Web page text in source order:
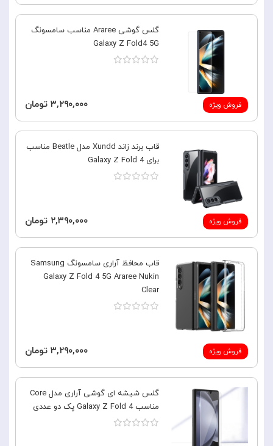
فروش ویژه
گلس گوشی Araree مناسب سامسونگ
Galaxy Z Fold4 5G
۳,۲۹۰,۰۰۰ تومان
فروش ویژه
قاب برند زاند Xundd مدل Beatle مناسب
برای Galaxy Z Fold 4
۲,۳۹۰,۰۰۰ تومان
فروش ویژه
قاب محافظ آراری سامسونگ Samsung
Galaxy Z Fold 4 5G Araree Nukin
Clear
۳,۲۹۰,۰۰۰ تومان
گلس شیشه ای گوشی آراری مدل Core
مناسب Galaxy Z Fold 4 پک دو عددی